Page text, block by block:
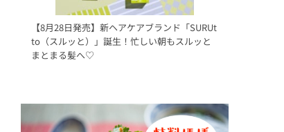
【8月28日発売】新ヘアケアブランド「SURUt
to（スルッと）」誕生！忙しい朝もスルッと
まとまる髪へ♡